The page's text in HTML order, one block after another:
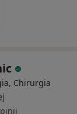
Chirurgia